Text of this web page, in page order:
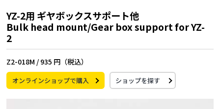
YZ-2用 ギヤボックスサポート他
Bulk head mount/Gear box support for YZ-
2
Z2-018M / 935 円（税込）
オンラインショップで購入 ショップを探す